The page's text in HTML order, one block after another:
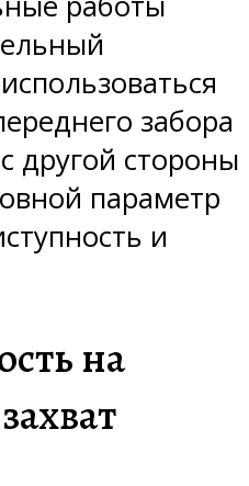
забора
другой стороны
параметр
и
на